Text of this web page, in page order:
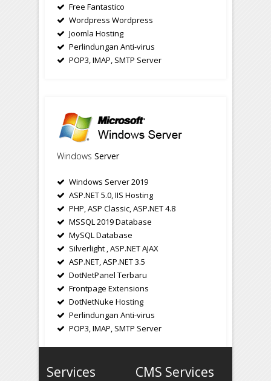
Free Fantastico
Wordpress Wordpress
Joomla Hosting
Perlindungan Anti-virus
POP3, IMAP, SMTP Server
Windows Server
Windows Server 2019
ASP.NET 5.0, IIS Hosting
PHP, ASP Classic, ASP.NET 4.8
MSSQL 2019 Database
MySQL Database
Silverlight , ASP.NET AJAX
ASP.NET, ASP.NET 3.5
DotNetPanel Terbaru
Frontpage Extensions
DotNetNuke Hosting
Perlindungan Anti-virus
POP3, IMAP, SMTP Server
Services CMS Services